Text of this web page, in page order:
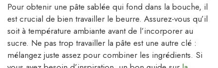
Pour obtenir une pâte sablée qui fond dans la bouche, il
est crucial de bien travailler le beurre. Assurez-vous qu’il
soit à température ambiante avant de l’incorporer au
sucre. Ne pas trop travailler la pâte est une autre clé :
mélangez juste assez pour combiner les ingrédients. Si